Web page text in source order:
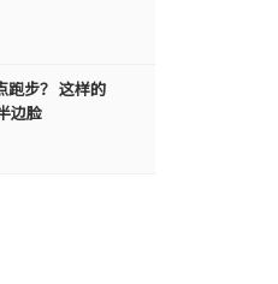
跑步？ 这样的
边脸